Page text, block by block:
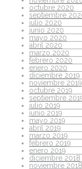
octubre 2020
septiembre
julio 2020
junio 2020
mayo 2020
abril 2020
marzo 2020
febrero 2020
enero 2020
diciembre 2019
noviembre 2019
octubre 2019
septiembre
julio 2019
junio 2019
mayo 2019
abril 2019
marzo 2019
febrero 2019
enero 2019
diciembre 2018
noviembre 2018